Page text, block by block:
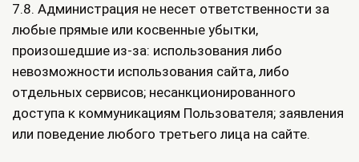
7.8. Администрация не несет ответственности за
любые прямые или косвенные убытки,
произошедшие из-за: использования либо
невозможности использования сайта, либо
отдельных сервисов; несанкционированного
доступа к коммуникациям Пользователя; заявления
или поведение любого третьего лица на сайте.